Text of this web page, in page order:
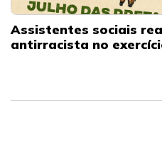
Assistentes sociais
antirracista no